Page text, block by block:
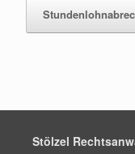
Stölzel